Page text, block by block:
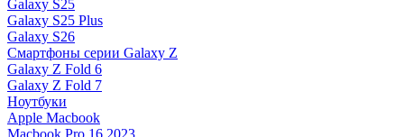
Galaxy S25
Galaxy S25 Plus
Galaxy S26
Смартфоны серии Galaxy Z
Galaxy Z Fold 6
Galaxy Z Fold 7
Ноутбуки
Apple Macbook
Macbook Pro 16 2023